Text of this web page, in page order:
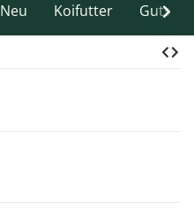
Neu Koifutter